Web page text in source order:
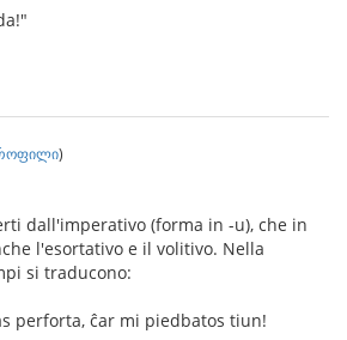
)
dall'imperativo (forma in -u), che in
l'esortativo e il volitivo. Nella
si traducono:
perforta, ĉar mi piedbatos tiun!